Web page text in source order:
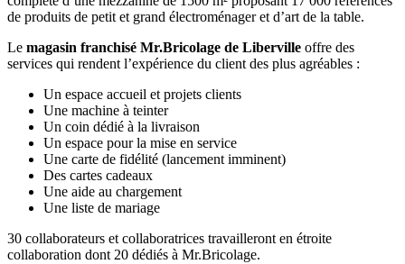
de produits de petit et grand électroménager et d’art de la table.
Le magasin franchisé Mr.Bricolage de Liberville offre des
services qui rendent l’expérience du client des plus agréables :
Un espace accueil et projets clients
Une machine à teinter
Un coin dédié à la livraison
Un espace pour la mise en service
Une carte de fidélité (lancement imminent)
Des cartes cadeaux
Une aide au chargement
Une liste de mariage
30 collaborateurs et collaboratrices travailleront en étroite
collaboration dont 20 dédiés à Mr.Bricolage.